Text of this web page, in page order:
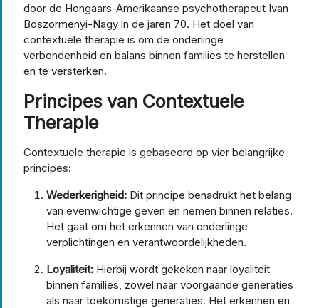
door de Hongaars-Amerikaanse psychotherapeut Ivan
Boszormenyi-Nagy in de jaren 70. Het doel van
contextuele therapie is om de onderlinge
verbondenheid en balans binnen families te herstellen
en te versterken.
Principes van Contextuele
Therapie
Contextuele therapie is gebaseerd op vier belangrijke
principes:
Wederkerigheid: Dit principe benadrukt het belang
van evenwichtige geven en nemen binnen relaties.
Het gaat om het erkennen van onderlinge
verplichtingen en verantwoordelijkheden.
Loyaliteit: Hierbij wordt gekeken naar loyaliteit
binnen families, zowel naar voorgaande generaties
als naar toekomstige generaties. Het erkennen en